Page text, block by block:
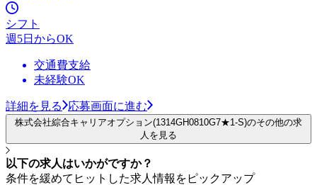
シフト
週5日からOK
交通費支給
未経験OK
詳細を見る 応募画面に進む
株式会社綜合キャリアオプション(1314GH0810G7★1-S)のその他の求
人を見る
以下の求人はいかがですか？
条件を緩めてヒットした求人情報をピックアップ